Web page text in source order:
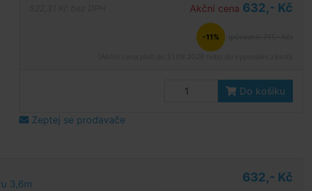
Akční cena 632,- Kč
-11%
Do košíku
Zeptej se prodavače
3,6m
632,- Kč